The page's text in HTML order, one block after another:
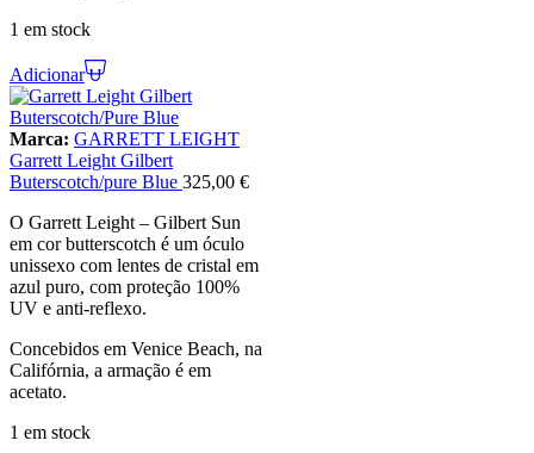
1 em stock
Adicionar
Marca: GARRETT LEIGHT
Garrett Leight Gilbert
Buterscotch/pure Blue 325,00 €
O Garrett Leight – Gilbert Sun
em cor butterscotch é um óculo
unissexo com lentes de cristal em
azul puro, com proteção 100%
UV e anti-reflexo.
Concebidos em Venice Beach, na
Califórnia, a armação é em
acetato.
1 em stock